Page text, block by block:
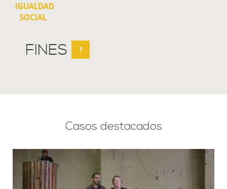
IGUALDAD
SOCIAL
FINES ?
Casos destacados